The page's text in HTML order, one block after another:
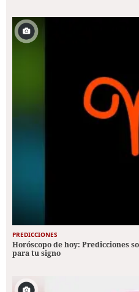
PREDICCIONES
Horóscopo de hoy: Predicciones
para tu signo